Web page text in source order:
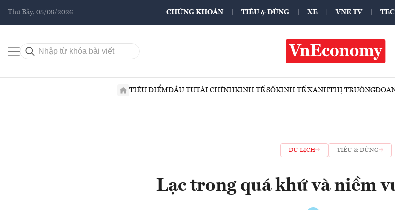
Thứ Bảy, 08/08/2026 CHỨNG KHOÁN TIÊU & DÙNG XE VNE TV
TIÊU ĐIỂMĐẦU TƯTÀI CHÍNHKINH TẾ SỐKINH TẾ XANHTHỊ TRƯỜNG
DU LỊCH TIÊU & DÙNG
Lạc trong quá khứ và niềm